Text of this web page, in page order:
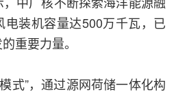
装机容量达500万千瓦，已
重要力量。
式”，通过源网荷储一体化构